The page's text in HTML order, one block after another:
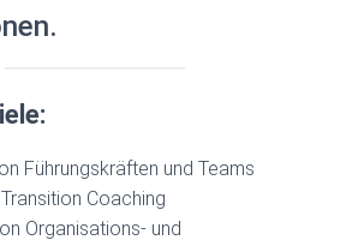
Führungskräften und Teams
Coaching
Organisations- und